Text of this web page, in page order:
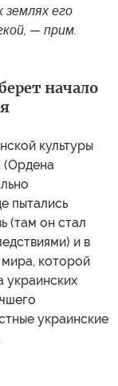
землях его
— прим.
начало
культуры
(Ордена
пытались
(там он стал
и в
мира, которой
украинских
украинские